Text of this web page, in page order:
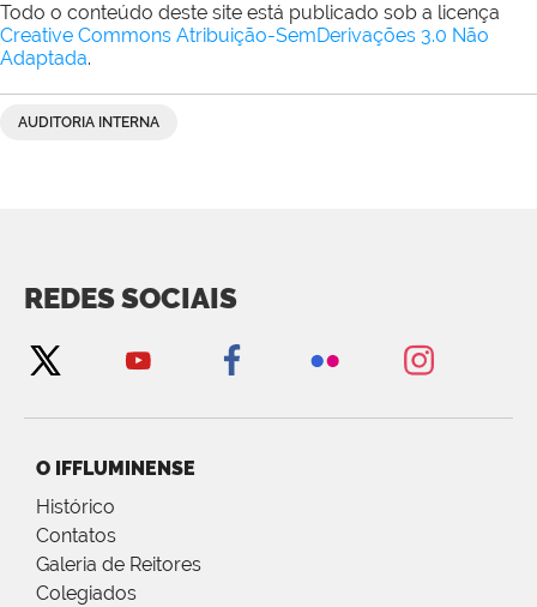
Todo o conteúdo deste site está publicado sob a licença
Creative Commons Atribuição-SemDerivações 3.0 Não
Adaptada.
AUDITORIA INTERNA
REDES SOCIAIS
O IFFLUMINENSE
Histórico
Contatos
Galeria de Reitores
Colegiados